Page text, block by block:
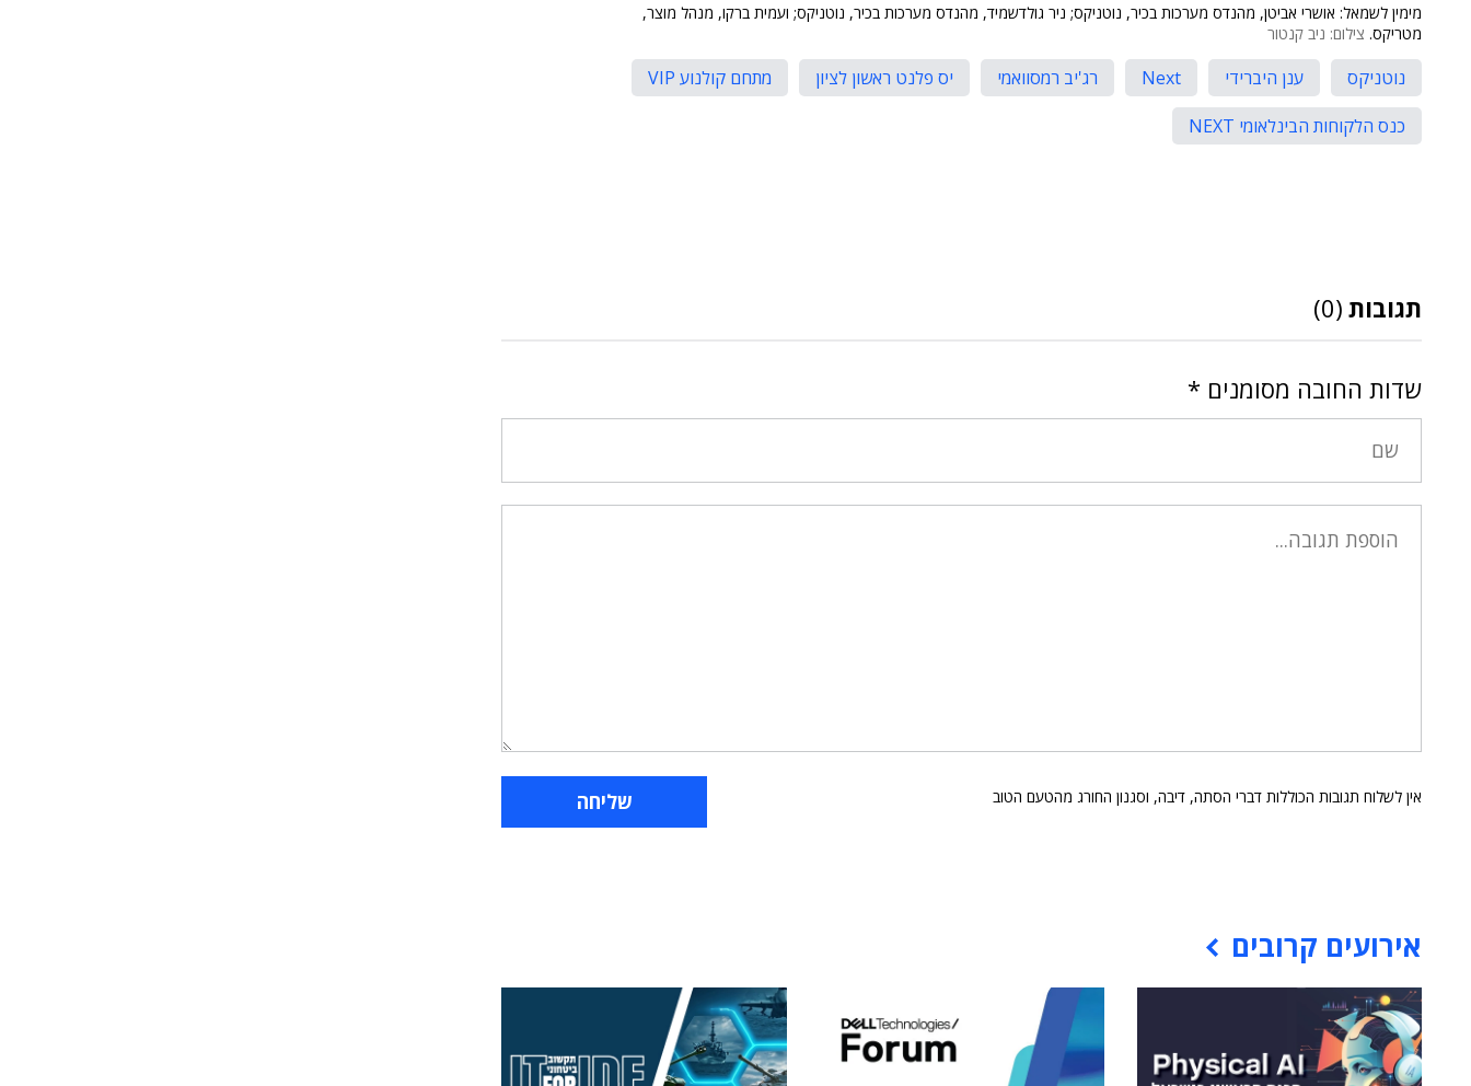
מימין לשמאל: אושרי אביטן, מהנדס מערכות בכיר, נוטניקס; ניר גולדשמיד, מהנדס מערכות בכיר, נוטניקס; ועמית ברקו, מנהל מוצר,
מטריקס. צילום: ניב קנטור
נוטניקס ענן היברידי Next רג'יב רמסוואמי יס פלנט ראשון לציון
מתחם קולנוע VIP
כנס הלקוחות הבינלאומי NEXT
תגובות (0)
שדות החובה מסומנים *
אין לשלוח תגובות הכוללות דברי הסתה, דיבה, וסגנון החורג מהטעם הטוב
אירועים קרובים